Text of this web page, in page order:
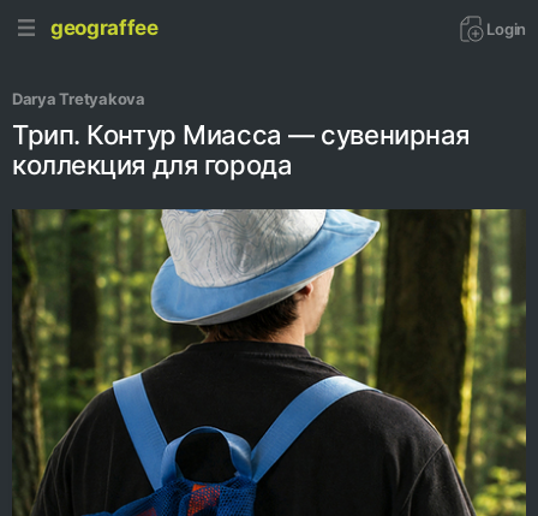
geograffee Login
Darya Tretyakova
Трип. Контур Миасса — сувенирная
коллекция для города